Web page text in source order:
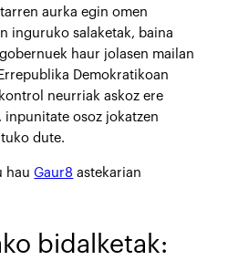
aurka egin omen
inguruko salaketak, baina
haur jolasen mailan
Demokratikoan
neurriak askoz ere
inpunitate osoz jokatzen
dute.
hauGaur8 astekarian
bidalketak: